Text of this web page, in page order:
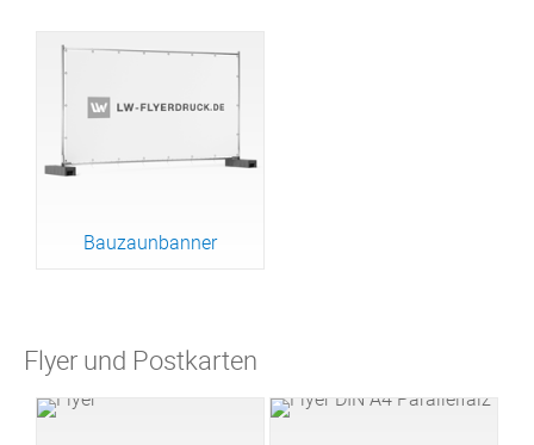
Bauzaunbanner
Flyer und Postkarten